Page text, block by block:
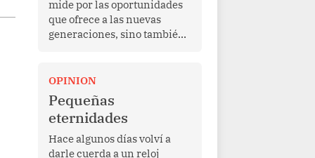
mide por las oportunidades
que ofrece a las nuevas
generaciones, sino también
de una vida de esfuerzo y
trabajo, afrontan la vejez en
condiciones de
vulnerabilidad. El anuncio
formulado por la presidenta
de la república, Keiko
OPINION
Pequeñas
eternidades
Hace algunos días volví a
darle cuerda a un reloj